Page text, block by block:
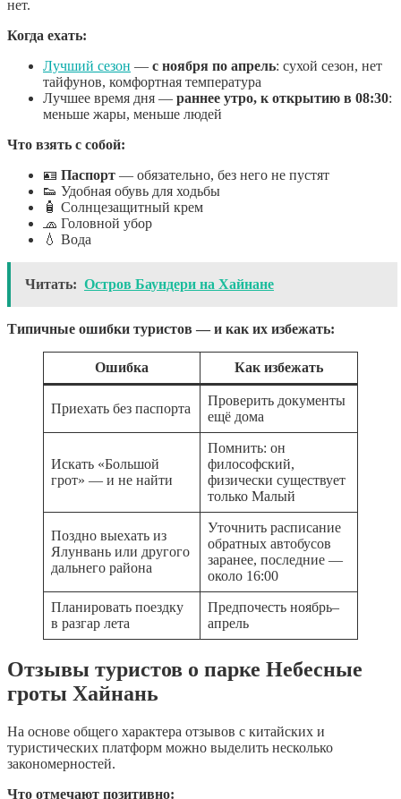
нет.
Когда ехать:
Лучший сезон — с ноября по апрель: сухой сезон, нет
тайфунов, комфортная температура
Лучшее время дня — раннее утро, к открытию в 08:30:
меньше жары, меньше людей
Что взять с собой:
🪪 Паспорт — обязательно, без него не пустят
👟 Удобная обувь для ходьбы
🧴 Солнцезащитный крем
🧢 Головной убор
💧 Вода
Читать: Остров Баундери на Хайнане
Типичные ошибки туристов — и как их избежать:
Ошибка Как избежать
Приехать без паспорта
Проверить документы
ещё дома
Искать «Большой
грот» — и не найти
Помнить: он
философский,
физически существует
только Малый
Поздно выехать из
Ялунвань или другого
дальнего района
Уточнить расписание
обратных автобусов
заранее, последние —
около 16:00
Планировать поездку
в разгар лета
Предпочесть ноябрь–
апрель
Отзывы туристов о парке Небесные
гроты Хайнань
На основе общего характера отзывов с китайских и
туристических платформ можно выделить несколько
закономерностей.
Что отмечают позитивно: